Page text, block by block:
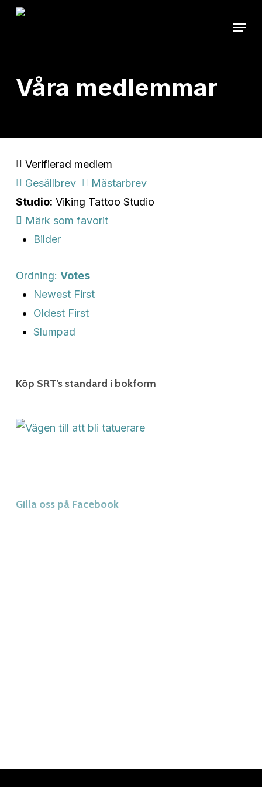
Skip
Menu
Våra medlemmar
Verifierad medlem
Gesällbrev
Mästarbrev
Studio: Viking Tattoo Studio
Märk som favorit
Bilder
Ordning: Votes
Newest First
Oldest First
Slumpad
Köp SRT’s standard i bokform
Gilla oss på Facebook